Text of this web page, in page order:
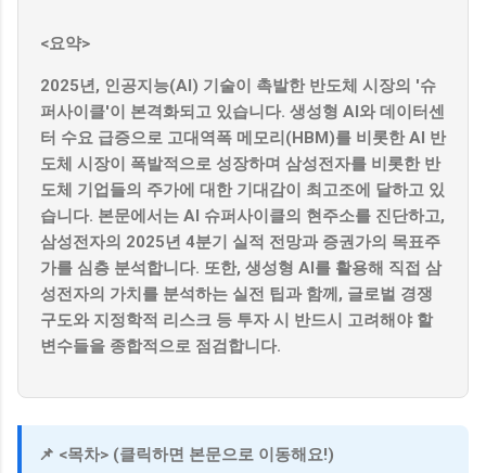
<요약>
2025년, 인공지능(AI) 기술이 촉발한 반도체 시장의 '슈
퍼사이클'이 본격화되고 있습니다. 생성형 AI와 데이터센
터 수요 급증으로 고대역폭 메모리(HBM)를 비롯한 AI 반
도체 시장이 폭발적으로 성장하며 삼성전자를 비롯한 반
도체 기업들의 주가에 대한 기대감이 최고조에 달하고 있
습니다. 본문에서는 AI 슈퍼사이클의 현주소를 진단하고,
삼성전자의 2025년 4분기 실적 전망과 증권가의 목표주
가를 심층 분석합니다. 또한, 생성형 AI를 활용해 직접 삼
성전자의 가치를 분석하는 실전 팁과 함께, 글로벌 경쟁
구도와 지정학적 리스크 등 투자 시 반드시 고려해야 할
변수들을 종합적으로 점검합니다.
📌 <목차> (클릭하면 본문으로 이동해요!)